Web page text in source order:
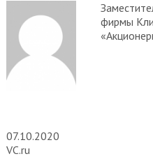
фирмы
07.10.2020
VC.ru